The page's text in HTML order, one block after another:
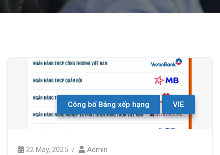
Công bố Bảng xếp hạng VIE
22 May, 2025 Admin